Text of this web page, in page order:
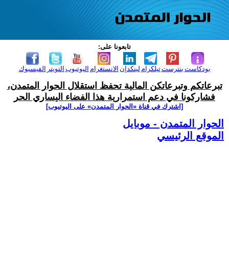
تابعونا على:
الفيسبوك التويتر اليوتيوب الانستغرام لينكدإن تيلكرامبنترست بودكاست
تبرعاتكم وتبرعاتكن المالية تحفظ استقلال الحوار المتمدن،
فشاركونا في دعم استمرارية هذا الفضاء اليساري الحر
[اشترك في قناة ‫«الحوار المتمدن» على اليوتيوب]
الحوار المتمدن - موبايل
الموقع الرئيسي